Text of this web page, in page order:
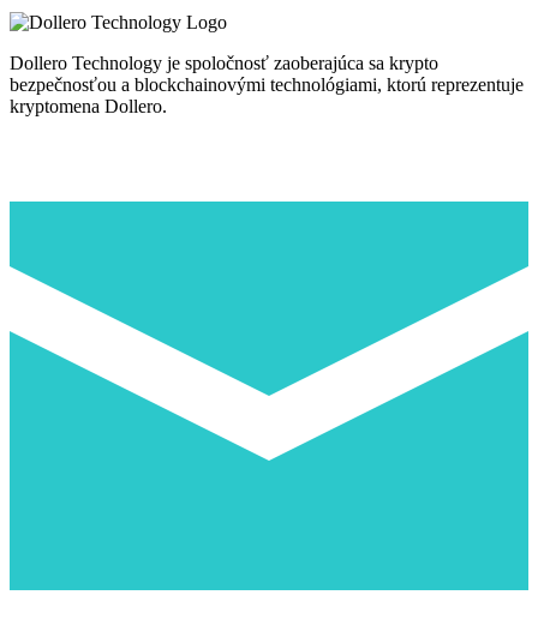
Dollero Technology je spoločnosť zaoberajúca sa krypto
bezpečnosťou a blockchainovými technológiami, ktorú reprezentuje
kryptomena Dollero.